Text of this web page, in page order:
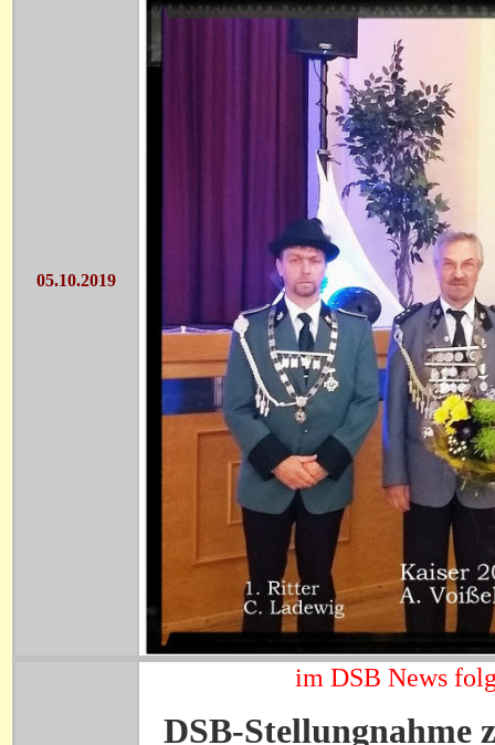
05.10.2019
im DSB News
DSB-Stellungnahme